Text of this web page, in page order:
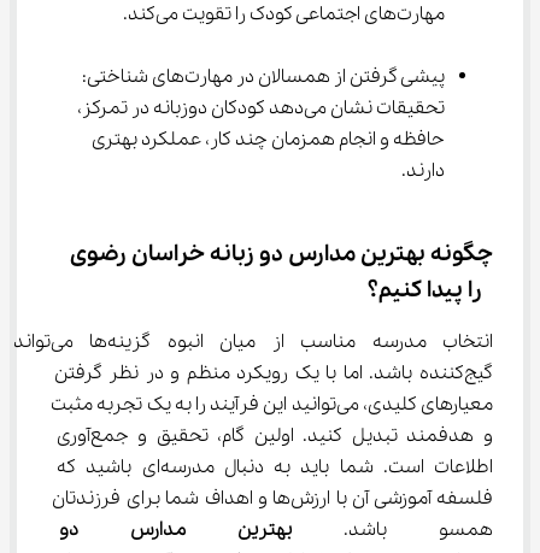
مهارت‌های اجتماعی کودک را تقویت می‌کند.
پیشی گرفتن از همسالان در مهارت‌های شناختی:
تحقیقات نشان می‌دهد کودکان دوزبانه در تمرکز،
حافظه و انجام همزمان چند کار، عملکرد بهتری
دارند.
چگونه بهترین مدارس دو زبانه خراسان رضوی
را پیدا کنیم؟
انتخاب مدرسه مناسب از میان انبوه گزینه‌ها می‌تواند
گیج‌کننده باشد. اما با یک رویکرد منظم و در نظر گرفتن
معیارهای کلیدی، می‌توانید این فرآیند را به یک تجربه مثبت
و هدفمند تبدیل کنید. اولین گام، تحقیق و جمع‌آوری
اطلاعات است. شما باید به دنبال مدرسه‌ای باشید که
فلسفه آموزشی آن با ارزش‌ها و اهداف شما برای فرزندتان
همسو باشد. بهترین مدارس دو